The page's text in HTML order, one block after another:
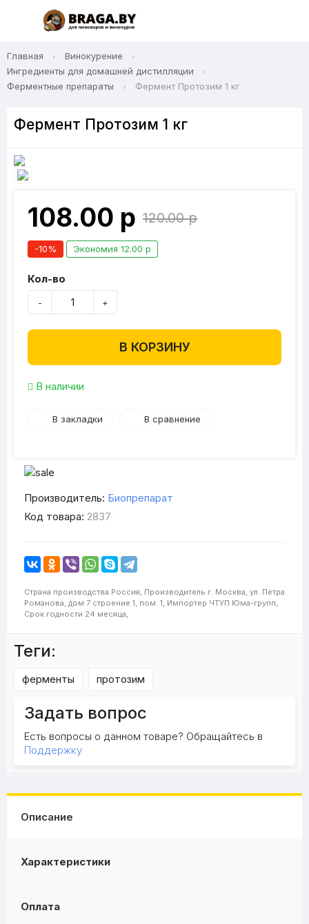
Главная
Винокурение
Ингредиенты для домашней дистилляции
Ферментные препараты
Фермент Протозим 1 кг
Фермент Протозим 1 кг
108.00 р 120.00 р
-10% Экономия 12.00 р
Кол-во
- +
В КОРЗИНУ
В наличии
В закладки В сравнение
Производитель: Биопрепарат
Код товара: 2837
Страна производства Россия, Производитель г. Москва, ул. Петра
Романова, дом 7 строение 1, пом. 1, Импортер ЧТУП Юма-групп,
Срок годности 24 месяца,
Теги:
ферменты протозим
Задать вопрос
Есть вопросы о данном товаре? Обращайтесь в
Поддержку
Описание
Характеристики
Оплата